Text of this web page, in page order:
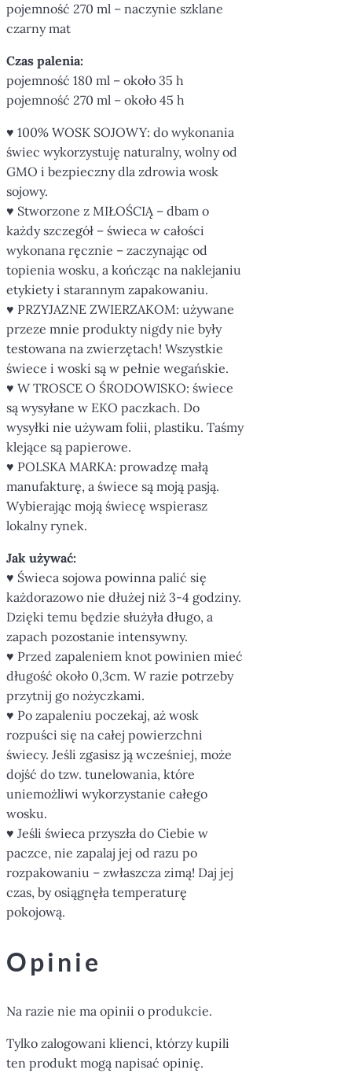
pojemność 270 ml – naczynie szklane
czarny mat
Czas palenia:
pojemność 180 ml – około 35 h
pojemność 270 ml – około 45 h
♥ 100% WOSK SOJOWY: do wykonania
świec wykorzystuję naturalny, wolny od
GMO i bezpieczny dla zdrowia wosk
sojowy.
♥ Stworzone z MIŁOŚCIĄ – dbam o
każdy szczegół – świeca w całości
wykonana ręcznie – zaczynając od
topienia wosku, a kończąc na naklejaniu
etykiety i starannym zapakowaniu.
♥ PRZYJAZNE ZWIERZAKOM: używane
przeze mnie produkty nigdy nie były
testowana na zwierzętach! Wszystkie
świece i woski są w pełnie wegańskie.
♥ W TROSCE O ŚRODOWISKO: świece
są wysyłane w EKO paczkach. Do
wysyłki nie używam folii, plastiku. Taśmy
klejące są papierowe.
♥ POLSKA MARKA: prowadzę małą
manufakturę, a świece są moją pasją.
Wybierając moją świecę wspierasz
lokalny rynek.
Jak używać:
♥ Świeca sojowa powinna palić się
każdorazowo nie dłużej niż 3-4 godziny.
Dzięki temu będzie służyła długo, a
zapach pozostanie intensywny.
♥ Przed zapaleniem knot powinien mieć
długość około 0,3cm. W razie potrzeby
przytnij go nożyczkami.
♥ Po zapaleniu poczekaj, aż wosk
rozpuści się na całej powierzchni
świecy. Jeśli zgasisz ją wcześniej, może
dojść do tzw. tunelowania, które
uniemożliwi wykorzystanie całego
wosku.
♥ Jeśli świeca przyszła do Ciebie w
paczce, nie zapalaj jej od razu po
rozpakowaniu – zwłaszcza zimą! Daj jej
czas, by osiągnęła temperaturę
pokojową.
Opinie
Na razie nie ma opinii o produkcie.
Tylko zalogowani klienci, którzy kupili
ten produkt mogą napisać opinię.